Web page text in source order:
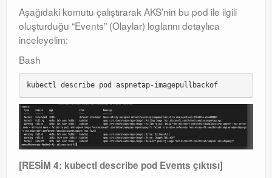
Aşağıdaki komutu çalıştırarak AKS’nin bu pod ile ilgili
oluşturduğu “Events” (Olaylar) loglarını detaylıca
inceleyelim:
Bash
kubectl describe pod aspnetap-imagepullbackof
[RESİM 4: kubectl describe pod Events çıktısı]